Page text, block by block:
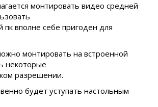
монтировать видео средней
пк вполне себе пригоден для
монтировать на встроенной
некоторые
разрешении.
будет уступать настольным